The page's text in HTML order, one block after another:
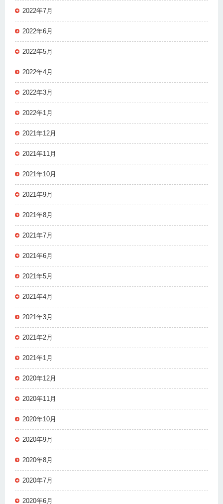
2022年7月
2022年6月
2022年5月
2022年4月
2022年3月
2022年1月
2021年12月
2021年11月
2021年10月
2021年9月
2021年8月
2021年7月
2021年6月
2021年5月
2021年4月
2021年3月
2021年2月
2021年1月
2020年12月
2020年11月
2020年10月
2020年9月
2020年8月
2020年7月
2020年6月